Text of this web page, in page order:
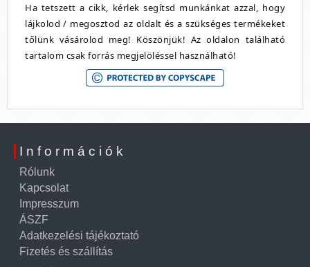
Ha tetszett a cikk, kérlek segítsd munkánkat azzal, hogy
lájkolod / megosztod az oldalt és a szükséges termékeket
tőlünk vásárolod meg! Köszönjük! Az oldalon található
tartalom csak forrás megjelöléssel használható!
Információk
Rólunk
Kapcsolat
Impresszum
ÁSZF
Adatkezelési tájékoztató
Fizetés és szállítás